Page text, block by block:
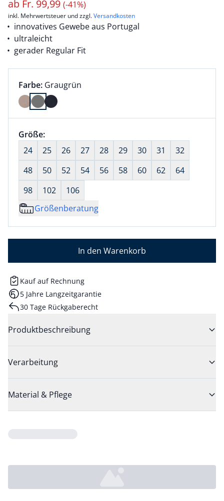
ab Fr. 99,99 (-41%)
inkl. Mehrwertsteuer und zzgl.Versandkosten
innovatives Gewebe aus Portugal
ultraleicht
gerader Regular Fit
Farbauswahl:
Farbe: aktuell ausgewählt:
Graugrün
Farbe Graugrün ausgewählt
Größenauswahl:
Größe:nichts ausgewählt
24
25 26 27 28 29 30 31
32
48
50 52 54 56 58 60 62
64
98
102
106
Größenberatung
In den Warenkorb
Kauf auf Rechnung
5 Jahre Langzeitgarantie
30 Tage Rückgaberecht
Produktbeschreibung
Verarbeitung
Material & Pflege